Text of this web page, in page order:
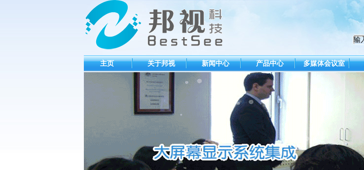
主页 关于邦视 新闻中心 产品中心 多媒体会议室